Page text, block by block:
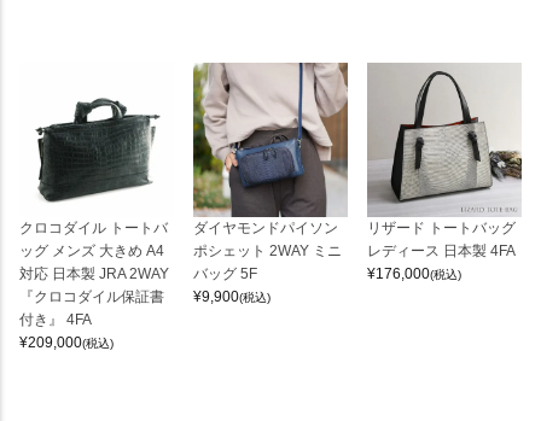
クロコダイル トートバ
ッグ メンズ 大きめ A4
対応 日本製 JRA 2WAY
『クロコダイル保証書
付き』 4FA
¥209,000(税込)
ダイヤモンドパイソン
ポシェット 2WAY ミニ
バッグ 5F
¥9,900(税込)
リザード トートバッグ
レディース 日本製 4FA
¥176,000(税込)